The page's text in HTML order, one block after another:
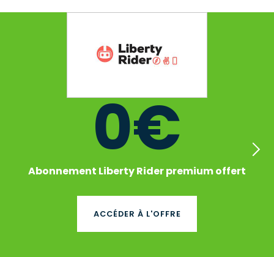
0€
Abonnement Liberty Rider premium offert
ACCÉDER À L'OFFRE